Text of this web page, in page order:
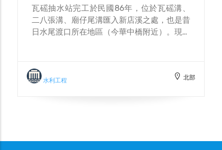
瓦磘抽水站完工於民國86年，位於瓦磘溝、
二八張溝、廟仔尾溝匯入新店溪之處，也是昔
日水尾渡口所在地區（今華中橋附近）。現今
然排出時，將關閉閘門並啟用抽水機將水抽提
至堤外的主流排放，守護中永和地區居民免於
水利工程 北部